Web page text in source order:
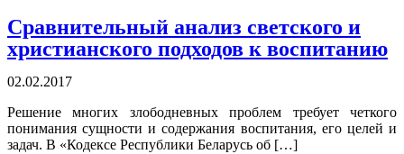
Сравнительный анализ светского и
христианского подходов к воспитанию
02.02.2017
Решение многих злободневных проблем требует четкого
понимания сущности и содержания воспитания, его целей и
задач. В «Кодексе Республики Беларусь об […]